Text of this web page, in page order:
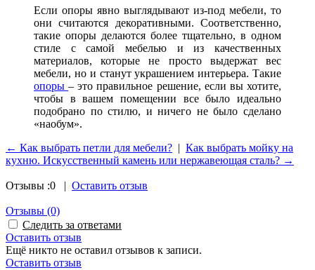
Если опоры явно выглядывают из-под мебели, то
они считаются декоративными. Соответственно,
такие опоры делаются более тщательно, в одном
стиле с самой мебелью и из качественных
материалов, которые не просто выдержат вес
мебели, но и станут украшением интерьера. Такие
опоры– это правильное решение, если вы хотите,
чтобы в вашем помещении все было идеально
подобрано по стилю, и ничего не было сделано
«наобум».
← Как выбрать петли для мебели? | Как выбрать мойку на
кухню. Искусственный камень или нержавеющая сталь? →
Отзывы :0 | Оставить отзыв
Отзывы (0)
Следить за ответами
Оставить отзыв
Ещё никто не оставил отзывов к записи.
Оставить отзыв